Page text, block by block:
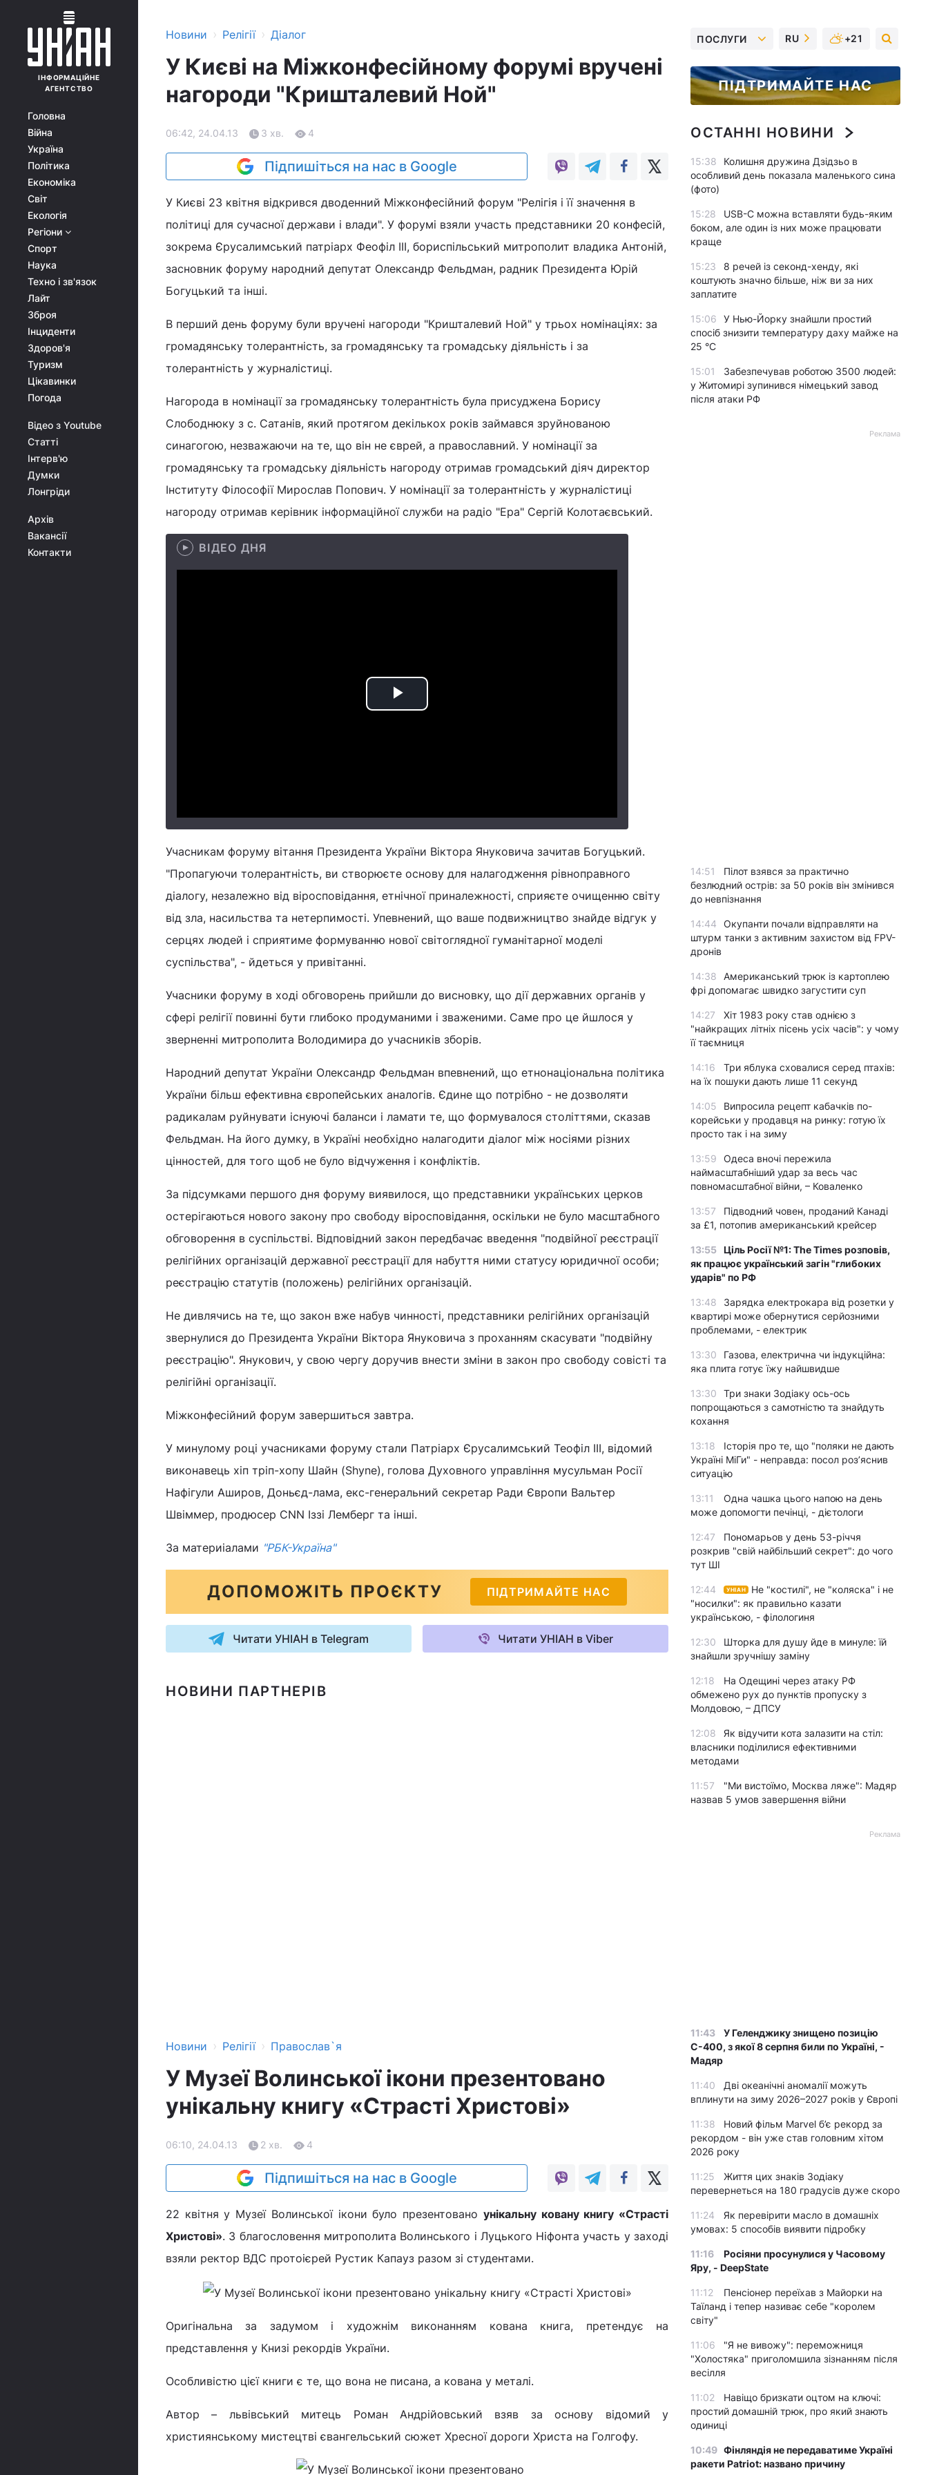
ІНФОРМАЦІЙНЕ
АГЕНТСТВО
Головна
Війна
Україна
Політика
Економіка
Світ
Екологія
Регіони
Спорт
Наука
Техно і зв'язок
Лайт
Зброя
Інциденти
Здоров'я
Туризм
Цікавинки
Погода
Відео з Youtube
Статті
Інтерв'ю
Думки
Лонгріди
Архів
Вакансії
Контакти
Новини › Релігії › Діалог
У Києві на Міжконфесійному форумі вручені
нагороди "Кришталевий Ной"
06:42, 24.04.13 3 хв. 4
Підпишіться на нас в Google
У Києві 23 квітня відкрився дводенний Міжконфесійний форум "Релігія і її значення в
політиці для сучасної держави і влади". У форумі взяли участь представники 20 конфесій,
зокрема Єрусалимський патріарх Феофіл ІІІ, бориспільський митрополит владика Антоній,
засновник форуму народний депутат Олександр Фельдман, радник Президента Юрій
Богуцький та інші.
В перший день форуму були вручені нагороди "Кришталевий Ной" у трьох номінаціях: за
громадянську толерантність, за громадянську та громадську діяльність і за
толерантність у журналістиці.
Нагорода в номінації за громадянську толерантність була присуджена Борису
Слободнюку з с. Сатанів, який протягом декількох років займався зруйнованою
синагогою, незважаючи на те, що він не єврей, а православний. У номінації за
громадянську та громадську діяльність нагороду отримав громадський діяч директор
Інституту Філософії Мирослав Попович. У номінації за толерантність у журналістиці
нагороду отримав керівник інформаційної служби на радіо "Ера" Сергій Колотаєвський.
ВІДЕО ДНЯ
Play
Учасникам форуму вітання Президента України Віктора Януковича зачитав Богуцький.
"Пропагуючи толерантність, ви створюєте основу для налагодження рівноправного
діалогу, незалежно від віросповідання, етнічної приналежності, сприяєте очищенню світу
від зла, насильства та нетерпимості. Упевнений, що ваше подвижництво знайде відгук у
серцях людей і сприятиме формуванню нової світоглядної гуманітарної моделі
суспільства", - йдеться у привітанні.
Учасники форуму в ході обговорень прийшли до висновку, що дії державних органів у
сфері релігії повинні бути глибоко продуманими і зваженими. Саме про це йшлося у
зверненні митрополита Володимира до учасників зборів.
Народний депутат України Олександр Фельдман впевнений, що етнонаціональна політика
України більш ефективна європейських аналогів. Єдине що потрібно - не дозволяти
радикалам руйнувати існуючі баланси і ламати те, що формувалося століттями, сказав
Фельдман. На його думку, в Україні необхідно налагодити діалог між носіями різних
цінностей, для того щоб не було відчуження і конфліктів.
За підсумками першого дня форуму виявилося, що представники українських церков
остерігаються нового закону про свободу віросповідання, оскільки не було масштабного
обговорення в суспільстві. Відповідний закон передбачає введення "подвійної реєстрації
релігійних організацій державної реєстрації для набуття ними статусу юридичної особи;
реєстрацію статутів (положень) релігійних організацій.
Не дивлячись на те, що закон вже набув чинності, представники релігійних організацій
звернулися до Президента України Віктора Януковича з проханням скасувати "подвійну
реєстрацію". Янукович, у свою чергу доручив внести зміни в закон про свободу совісті та
релігійні організації.
Міжконфесійний форум завершиться завтра.
У минулому році учасниками форуму стали Патріарх Єрусалимський Теофіл ІІІ, відомий
виконавець хіп тріп-хопу Шайн (Shyne), голова Духовного управління мусульман Росії
Нафігули Аширов, Доньєд-лама, екс-генеральний секретар Ради Європи Вальтер
Швіммер, продюсер CNN Іззі Лемберг та інші.
За материіалами "РБК-Україна"
ДОПОМОЖІТЬ ПРОЄКТУ ПІДТРИМАЙТЕ НАС
Читати УНІАН в Telegram Читати УНІАН в Viber
НОВИНИ ПАРТНЕРІВ
Новини › Релігії › Православ`я
У Музеї Волинської ікони презентовано
унікальну книгу «Страсті Христові»
06:10, 24.04.13 2 хв. 4
Підпишіться на нас в Google
22 квітня у Музеї Волинської ікони було презентовано унікальну ковану книгу «Страсті
Христові». З благословення митрополита Волинського і Луцького Ніфонта участь у заході
взяли ректор ВДС протоієрей Рустик Капауз разом зі студентами.
Оригінальна за задумом і художнім виконанням кована книга, претендує на
представлення у Книзі рекордів України.
Особливістю цієї книги є те, що вона не писана, а кована у металі.
Автор – львівський митець Роман Андрійовський взяв за основу відомий у
християнському мистецтві євангельський сюжет Хресної дороги Христа на Голгофу.
ПОСЛУГИ RU +21
ПІДТРИМАЙТЕ НАС
ОСТАННІ НОВИНИ
15:38
Колишня дружина Дзідзьо в
особливий день показала маленького сина
(фото)
15:28
USB-C можна вставляти будь-яким
боком, але один із них може працювати
краще
15:23
8 речей із секонд-хенду, які
коштують значно більше, ніж ви за них
заплатите
15:06
У Нью-Йорку знайшли простий
спосіб знизити температуру даху майже на
25 °C
15:01
Забезпечував роботою 3500 людей:
у Житомирі зупинився німецький завод
після атаки РФ
Реклама
14:51
Пілот взявся за практично
безлюдний острів: за 50 років він змінився
до невпізнання
14:44
Окупанти почали відправляти на
штурм танки з активним захистом від FPV-
дронів
14:38
Американський трюк із картоплею
фрі допомагає швидко загустити суп
14:27
Хіт 1983 року став однією з
"найкращих літніх пісень усіх часів": у чому
її таємниця
14:16
Три яблука сховалися серед птахів:
на їх пошуки дають лише 11 секунд
14:05
Випросила рецепт кабачків по-
корейськи у продавця на ринку: готую їх
просто так і на зиму
13:59
Одеса вночі пережила
наймасштабніший удар за весь час
повномасштабної війни, – Коваленко
13:57
Підводний човен, проданий Канаді
за £1, потопив американський крейсер
13:55 Ціль Росії №1: The Times розповів,
як працює український загін "глибоких
ударів" по РФ
13:48
Зарядка електрокара від розетки у
квартирі може обернутися серйозними
проблемами, - електрик
13:30
Газова, електрична чи індукційна:
яка плита готує їжу найшвидше
13:30
Три знаки Зодіаку ось-ось
попрощаються з самотністю та знайдуть
кохання
13:18
Історія про те, що "поляки не дають
Україні МіГи" - неправда: посол роз’яснив
ситуацію
13:11
Одна чашка цього напою на день
може допомогти печінці, - дієтологи
12:47
Пономарьов у день 53-річчя
розкрив "свій найбільший секрет": до чого
тут ШІ
12:44 УНІАН
Не "костилі", не "коляска" і не
"носилки": як правильно казати
українською, - філологиня
12:30
Шторка для душу йде в минуле: їй
знайшли зручнішу заміну
12:18
На Одещині через атаку РФ
обмежено рух до пунктів пропуску з
Молдовою, – ДПСУ
12:08
Як відучити кота залазити на стіл:
власники поділилися ефективними
методами
11:57
"Ми вистоїмо, Москва ляже": Мадяр
назвав 5 умов завершення війни
Реклама
11:43
У Геленджику знищено позицію
С-400, з якої 8 серпня били по Україні, -
Мадяр
11:40
Дві океанічні аномалії можуть
вплинути на зиму 2026–2027 років у Європі
11:38
Новий фільм Marvel б’є рекорд за
рекордом - він уже став головним хітом
2026 року
11:25
Життя цих знаків Зодіаку
перевернеться на 180 градусів дуже скоро
11:24
Як перевірити масло в домашніх
умовах: 5 способів виявити підробку
11:16
Росіяни просунулися у Часовому
Яру, - DeepState
11:12
Пенсіонер переїхав з Майорки на
Таїланд і тепер називає себе "королем
світу"
11:06
"Я не вивожу": переможниця
"Холостяка" приголомшила зізнанням після
весілля
11:02
Навіщо бризкати оцтом на ключі:
простий домашній трюк, про який знають
одиниці
10:49 Фінляндія не передаватиме Україні
ракети Patriot: названо причину